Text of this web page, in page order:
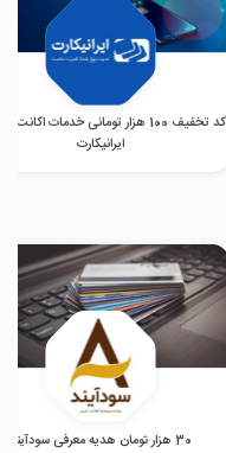
کد تخفیف 100 هزار تومانی خدمات
ایرانیکارت
30 هزار تومان هدیه معرفی سودآیند